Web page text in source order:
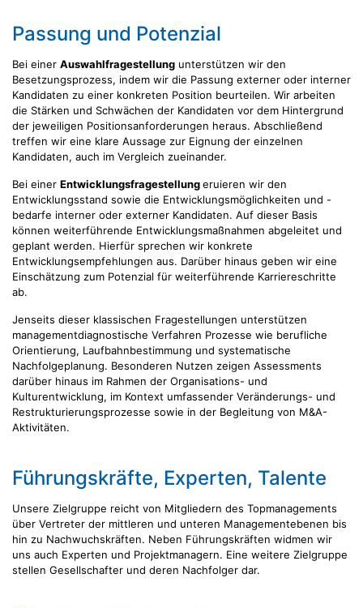
Passung und Potenzial
Bei einer Auswahlfragestellung unterstützen wir den
Besetzungsprozess, indem wir die Passung externer oder interner
Kandidaten zu einer konkreten Position beurteilen. Wir arbeiten
die Stärken und Schwächen der Kandidaten vor dem Hintergrund
der jeweiligen Positionsanforderungen heraus. Abschließend
treffen wir eine klare Aussage zur Eignung der einzelnen
Kandidaten, auch im Vergleich zueinander.
Bei einer Entwicklungsfragestellungeruieren wir den
Entwicklungsstand sowie die Entwicklungsmöglichkeiten und -
bedarfe interner oder externer Kandidaten. Auf dieser Basis
können weiterführende Entwicklungsmaßnahmen abgeleitet und
geplant werden. Hierfür sprechen wir konkrete
Entwicklungsempfehlungen aus. Darüber hinaus geben wir eine
Einschätzung zum Potenzial für weiterführende Karriereschritte
ab.
Jenseits dieser klassischen Fragestellungen unterstützen
managementdiagnostische Verfahren Prozesse wie berufliche
Orientierung, Laufbahnbestimmung und systematische
Nachfolgeplanung. Besonderen Nutzen zeigen Assessments
darüber hinaus im Rahmen der Organisations- und
Kulturentwicklung, im Kontext umfassender Veränderungs- und
Restrukturierungsprozesse sowie in der Begleitung von M&A-
Aktivitäten.
Führungskräfte, Experten, Talente
Unsere Zielgruppe reicht von Mitgliedern des Topmanagements
über Vertreter der mittleren und unteren Managementebenen bis
hin zu Nachwuchskräften. Neben Führungskräften widmen wir
uns auch Experten und Projektmanagern. Eine weitere Zielgruppe
stellen Gesellschafter und deren Nachfolger dar.